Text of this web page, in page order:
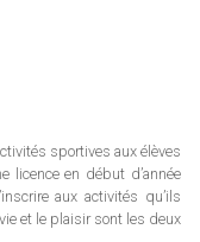
sportives aux élèves
licence en début d’année
aux activités qu’ils
et le plaisir sont les deux